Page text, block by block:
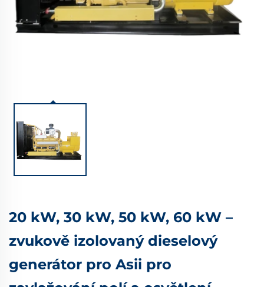
20 kW, 30 kW, 50 kW, 60 kW –
zvukově izolovaný dieselový
generátor pro Asii pro